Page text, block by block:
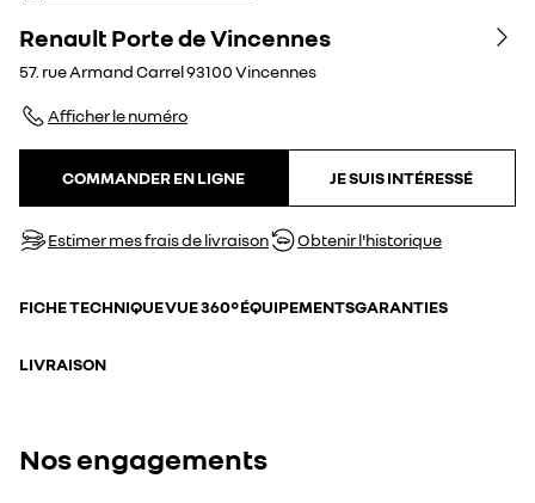
Renault Porte de Vincennes
57. rue Armand Carrel93100Vincennes
Afficher le numéro
COMMANDER EN LIGNE JE SUIS INTÉRESSÉ
Estimer mes frais de livraison Obtenir l'historique
FICHE TECHNIQUEVUE 360°ÉQUIPEMENTSGARANTIES
LIVRAISON
Nos engagements